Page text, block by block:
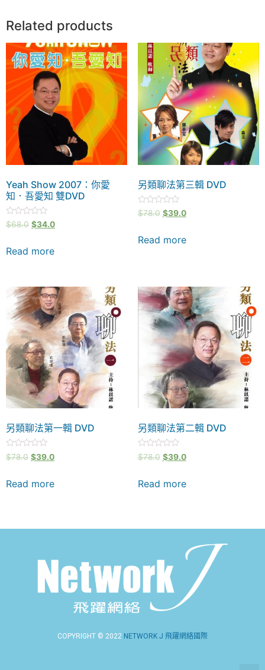
Related products
Yeah Show 2007：你愛
知．吾愛知 雙DVD
Rated
0
5
$68.0 $34.0
Read more
另類聊法第三輯 DVD
Rated
0
5
$78.0 $39.0
Read more
另類聊法第一輯 DVD
Rated
0
5
$78.0 $39.0
Read more
另類聊法第二輯 DVD
Rated
0
5
$78.0 $39.0
Read more
COPYRIGHT © 2022 NETWORK J 飛躍網絡國際